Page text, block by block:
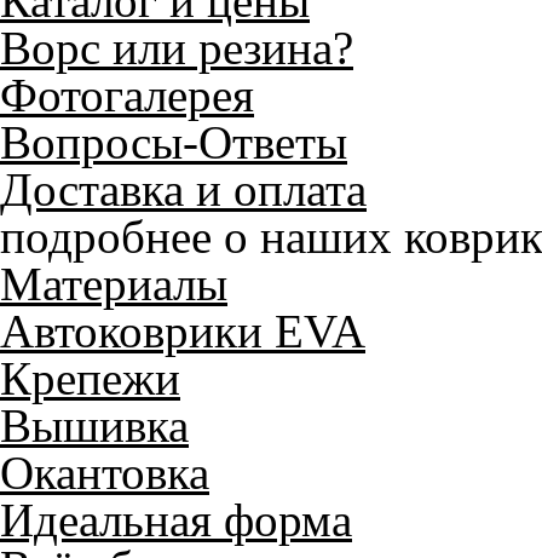
Ворс или резина?
Фотогалерея
Вопросы-Ответы
Доставка и оплата
подробнее о наших
Материалы
Автоковрики EVA
Крепежи
Вышивка
Окантовка
Идеальная форма